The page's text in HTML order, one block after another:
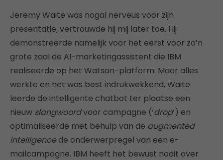
Jeremy Waite was nogal nerveus voor zijn
presentatie, vertrouwde hij mij later toe. Hij
demonstreerde namelijk voor het eerst voor zo’n
grote zaal de AI-marketingassistent die IBM
realiseerde op het Watson-platform. Maar alles
werkte en het was best indrukwekkend. Waite
leerde de intelligente chatbot ter plaatse een
nieuw slangwoordvoor campagne (‘drop‘) en
optimaliseerde met behulp van de augmented
intelligencede onderwerpregel van een e-
mailcampagne. IBM heeft het bewust nooit over